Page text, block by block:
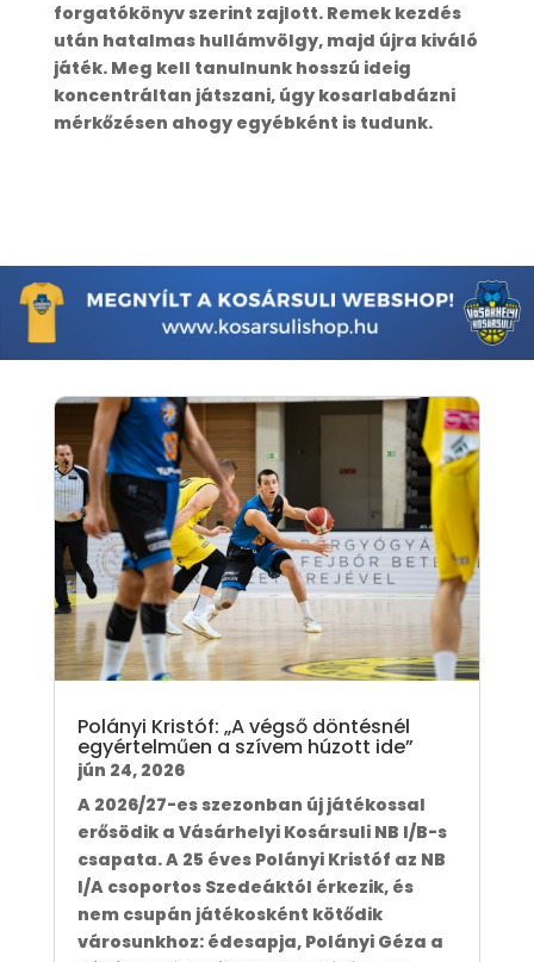
forgatókönyv szerint zajlott. Remek kezdés
után hatalmas hullámvölgy, majd újra kiváló
játék. Meg kell tanulnunk hosszú ideig
koncentráltan játszani, úgy kosarlabdázni
mérkőzésen ahogy egyébként is tudunk.
Polányi Kristóf: „A végső döntésnél
egyértelműen a szívem húzott ide”
jún 24, 2026
A 2026/27-es szezonban új játékossal
erősödik a Vásárhelyi Kosársuli NB I/B-s
csapata. A 25 éves Polányi Kristóf az NB
I/A csoportos Szedeáktól érkezik, és
nem csupán játékosként kötődik
városunkhoz: édesapja, Polányi Géza a